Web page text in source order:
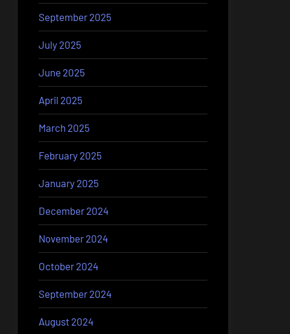
September 2025
July 2025
June 2025
April 2025
March 2025
February 2025
January 2025
December 2024
November 2024
October 2024
September 2024
August 2024